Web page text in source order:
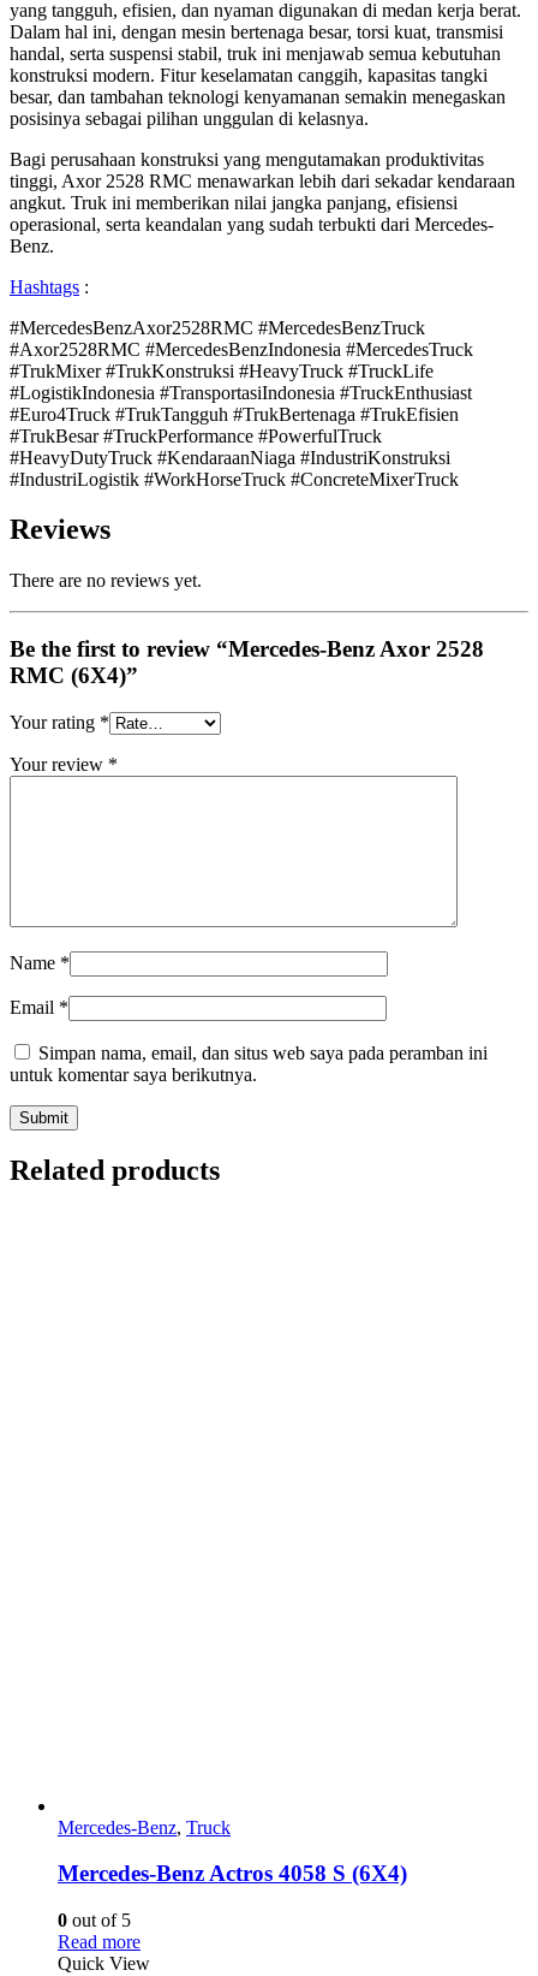
yang tangguh, efisien, dan nyaman digunakan di medan kerja berat.
Dalam hal ini, dengan mesin bertenaga besar, torsi kuat, transmisi
handal, serta suspensi stabil, truk ini menjawab semua kebutuhan
konstruksi modern. Fitur keselamatan canggih, kapasitas tangki
besar, dan tambahan teknologi kenyamanan semakin menegaskan
posisinya sebagai pilihan unggulan di kelasnya.
Bagi perusahaan konstruksi yang mengutamakan produktivitas
tinggi, Axor 2528 RMC menawarkan lebih dari sekadar kendaraan
angkut. Truk ini memberikan nilai jangka panjang, efisiensi
operasional, serta keandalan yang sudah terbukti dari Mercedes-
Benz.
Hashtags :
#MercedesBenzAxor2528RMC #MercedesBenzTruck
#Axor2528RMC #MercedesBenzIndonesia #MercedesTruck
#TrukMixer #TrukKonstruksi #HeavyTruck #TruckLife
#LogistikIndonesia #TransportasiIndonesia #TruckEnthusiast
#Euro4Truck #TrukTangguh #TrukBertenaga #TrukEfisien
#TrukBesar #TruckPerformance #PowerfulTruck
#HeavyDutyTruck #KendaraanNiaga #IndustriKonstruksi
#IndustriLogistik #WorkHorseTruck #ConcreteMixerTruck
Reviews
There are no reviews yet.
Be the first to review “Mercedes-Benz Axor 2528
RMC (6X4)”
Your rating *
Your review *
Name *
Email *
Simpan nama, email, dan situs web saya pada peramban ini
untuk komentar saya berikutnya.
Related products
Mercedes-Benz, Truck
Mercedes-Benz Actros 4058 S (6X4)
0 out of 5
Read more
Quick View